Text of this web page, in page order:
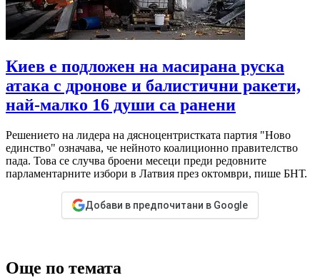
Киев е подложен на масирана руска
атака с дронове и балистични ракети,
най-малко 16 души са ранени
Решението на лидера на дясноцентристката партия "Ново
единство" означава, че нейното коалиционно правителство
пада. Това се случва броени месеци преди редовните
парламентарните избори в Латвия през октомври, пише БНТ.
Добави в предпочитани в Google
Още по темата